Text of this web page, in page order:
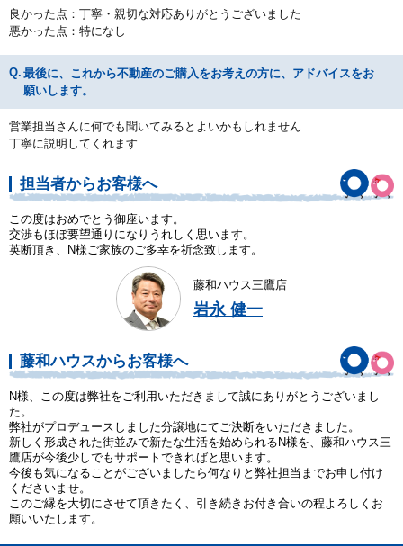
良かった点：丁寧・親切な対応ありがとうございました
悪かった点：特になし
最後に、これから不動産のご購入をお考えの方に、アドバイスをお
願いします。
営業担当さんに何でも聞いてみるとよいかもしれません
丁寧に説明してくれます
担当者からお客様へ
この度はおめでとう御座います。
交渉もほぼ要望通りになりうれしく思います。
英断頂き、N様ご家族のご多幸を祈念致します。
藤和ハウス三鷹店
岩永 健一
藤和ハウスからお客様へ
N様、この度は弊社をご利用いただきまして誠にありがとうございまし
た。
弊社がプロデュースしました分譲地にてご決断をいただきました。
新しく形成された街並みで新たな生活を始められるN様を、藤和ハウス三
鷹店が今後少しでもサポートできればと思います。
今後も気になることがございましたら何なりと弊社担当までお申し付け
くださいませ。
このご縁を大切にさせて頂きたく、引き続きお付き合いの程よろしくお
願いいたします。